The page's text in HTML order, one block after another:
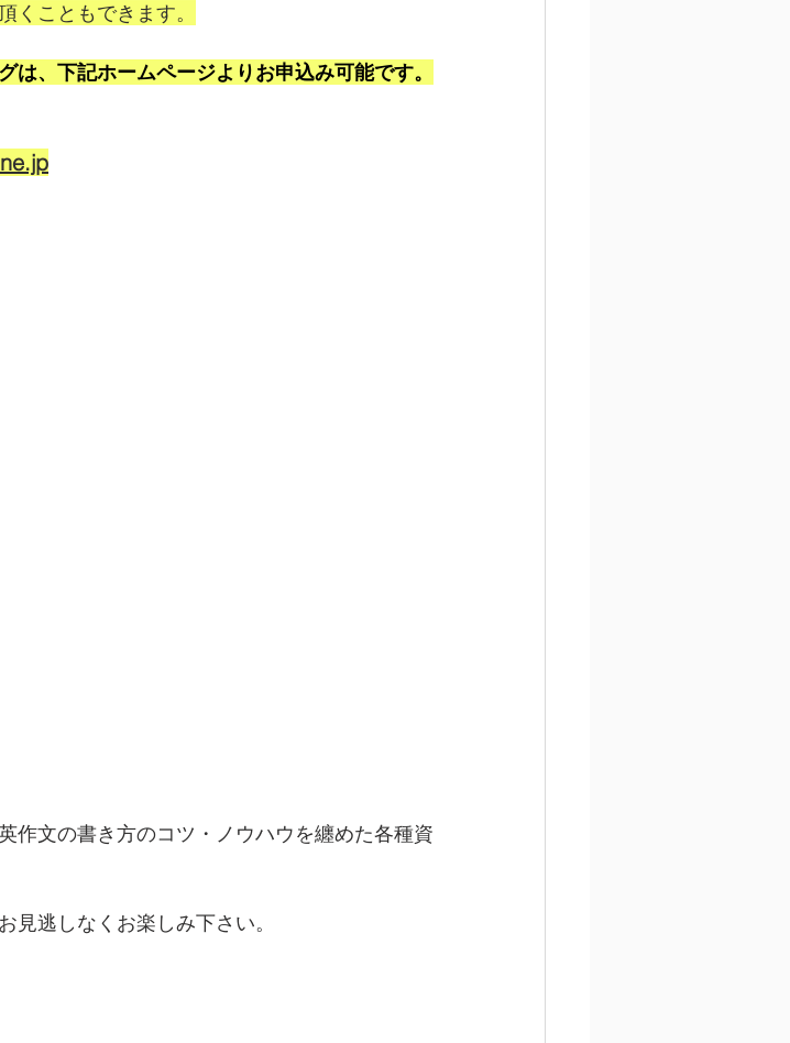
くこともできます。
、下記ホームページよりお申込み可能です。
作文の書き方のコツ・ノウハウを纏めた各種資
見逃しなくお楽しみ下さい。